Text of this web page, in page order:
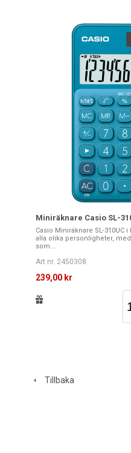
Miniräknare Casio SL-
Casio Miniräknare SL-310UC
alla olika personligheter,
som...
Art nr. 2450308
239,00 kr
Tillbaka